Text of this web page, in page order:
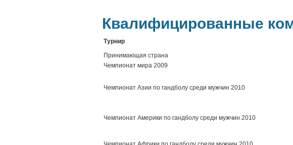
Квалифицированные
Турнир
Принимающая страна
Чемпионат мира 2009
Чемпионат Азии по гандболу среди мужчин 2010
Чемпионат Америки по гандболу среди мужчин 2010